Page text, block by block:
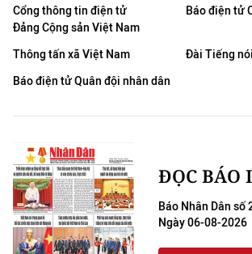
Cổng thông tin điện tử
Đảng Cộng sản Việt Nam
Báo điện tử
Thông tấn xã Việt Nam
Đài Tiếng
Báo điện tử Quân đội nhân dân
ĐỌC BÁO
Báo Nhân Dân số
Ngày 06-08-2026